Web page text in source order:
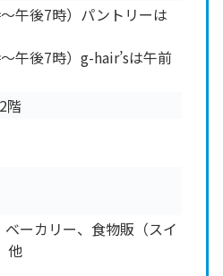
午後7時）パントリーは
午後7時）g-hair’sは午前
階
ーカリー、食物販（スイ
他